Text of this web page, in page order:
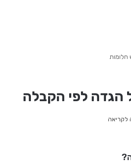
חלומות
הגדה לפי הקבלה
לקריאה